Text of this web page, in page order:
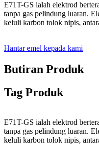
E71T-GS ialah elektrod
tanpa gas pelindung luaran.
keluli karbon tolok nipis,
Hantar emel kepada kami
Butiran Produk
Tag Produk
E71T-GS ialah elektrod
tanpa gas pelindung luaran.
keluli karbon tolok nipis,